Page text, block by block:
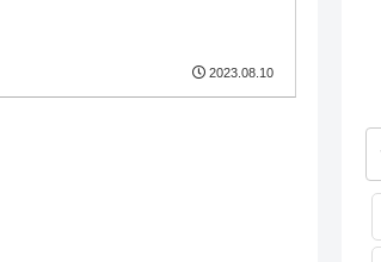
2023.08.10